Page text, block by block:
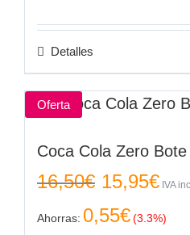
Detalles
Oferta
Coca Cola Zero
16,50€
precio
era:
15,95€precio
es:
15,95€.
IVA
Ahorras: 0,55€(3.3%)